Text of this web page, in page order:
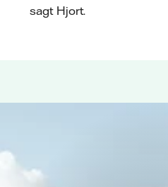
sagt Hjort.